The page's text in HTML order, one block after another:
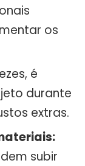
os
é
durante
extras.
subir